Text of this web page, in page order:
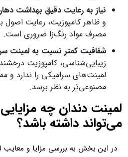
نیاز به رعایت دقیق بهداشت
و ظاهر کامپوزیت، رعایت اصول
مصرف مواد رنگ‌زا ضروری است.
شفافیت کمتر نسبت به لمینت
زیبایی‌شناسی، کامپوزیت
لمینت‌های سرامیکی را ندارد و
مصنوعی‌تر به نظر برسد.
لمینت دندان چه
می‌تواند داشته باشد؟
در این بخش به بررسی مزایا و معایب